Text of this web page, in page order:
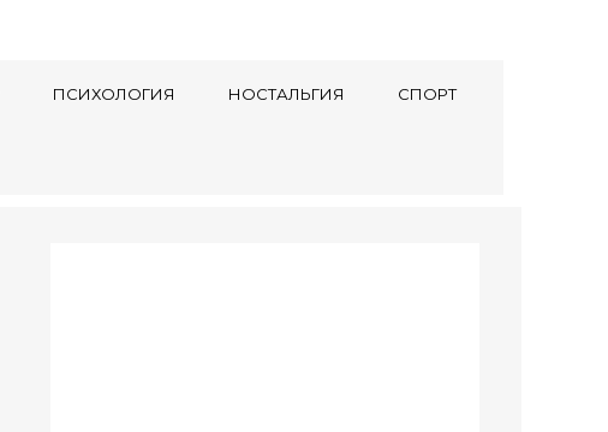
ПСИХОЛОГИЯ НОСТАЛЬГИЯ СПОРТ